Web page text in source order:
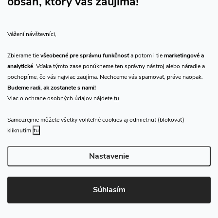
Vážení návštevníci,
Zbierame tievšeobecné pre správnu funkčnosťa potom i tiemarketingové a
analytické. Vďaka týmto zase ponúkneme ten správny nástroj alebo náradie a
pochopíme, čo vás najviac zaujíma. Nechceme vás spamovať, práve naopak.
Budeme radi, ak zostanete s nami!
Viac o ochrane osobných údajov nájdetetu.
Samozrejme môžete všetky voliteľné cookies aj odmietnuť (blokovať)
kliknutím tu
Nastavenie
Súhlasím
Sledujte náš vlog CHN_CZ
Prijímame online platby